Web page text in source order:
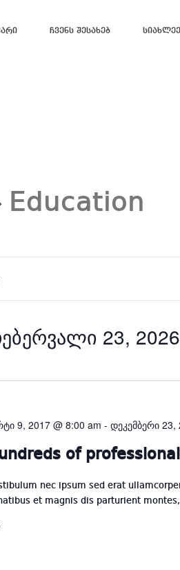
Ჩვენს Შესახებ
Education
23, 2026
9, 2017 @ 8:00 am - დეკემბერი 23,
of
nec ipsum sed erat
et magnis dis parturient